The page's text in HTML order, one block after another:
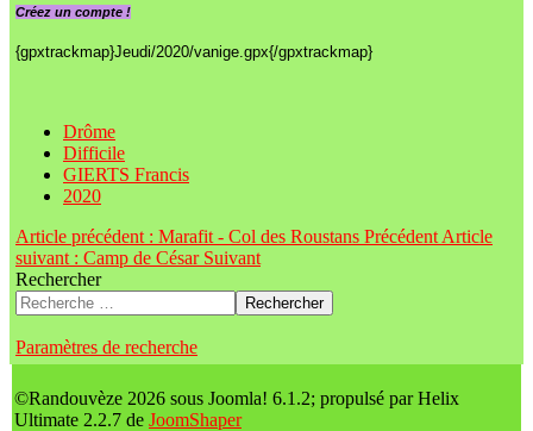
Créez un compte !
{gpxtrackmap}Jeudi/2020/vanige.gpx{/gpxtrackmap}
Drôme
Difficile
GIERTS Francis
2020
Article précédent : Marafit - Col des Roustans Précédent Article
suivant : Camp de César Suivant
Rechercher
Rechercher
Paramètres de recherche
©Randouvèze 2026 sous Joomla! 6.1.2; propulsé par Helix
Ultimate 2.2.7 de JoomShaper